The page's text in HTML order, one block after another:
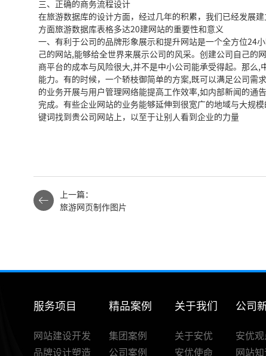
三、正确的商务流程设计
在旅游数据库的设计方面，经过几年的积累，我们已经发展建
方面旅游数据库表格多达20建网站的重要性和意义
一、有利于公司的品牌形象展示和提升网站是一个全方位24
己的网站,能够给全世界来展示公司的风采。创建公司自己
商平台的成本与风险很大,并不是中小公司能承受得起。那么
能力。有的时候，一个轿枝御简单的方案,既可以满足公司需
的业务开展与用户管理网络能提高工作效率,如内部新闻的通
完成。有些企业网站的业务能够延伸到很宽广的地域与大规
键词找到贵公司网站上，以至于让别人看到企业的力量
上一篇：
旅游网页制作图片
服务项目
网站建设开发
品牌设计塑造
精品案例
集团案例
公司案例
关于我们
关于安优
安优使命
公司
安优
网站